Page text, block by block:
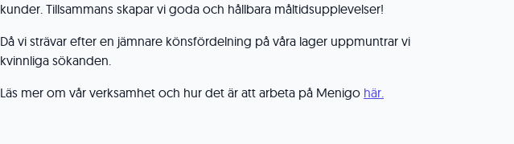
kunder. Tillsammans skapar vi goda och hållbara måltidsupplevelser!
Då vi strävar efter en jämnare könsfördelning på våra lager uppmuntrar vi
kvinnliga sökanden.
Läs mer om vår verksamhet och hur det är att arbeta på Menigo här.